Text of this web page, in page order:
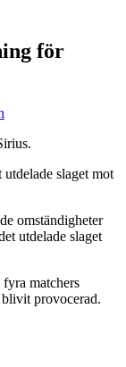
för
slaget mot
omständigheter
utdelade slaget
matchers
provocerad.